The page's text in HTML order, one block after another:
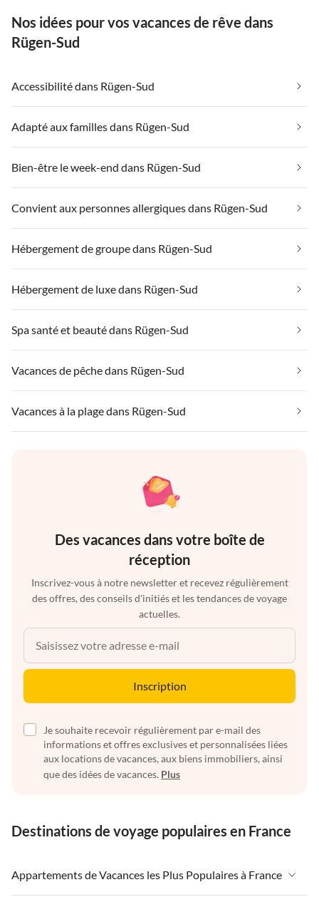
Nos idées pour vos vacances de rêve dans
Rügen-Sud
Accessibilité dans Rügen-Sud
Adapté aux familles dans Rügen-Sud
Bien-être le week-end dans Rügen-Sud
Convient aux personnes allergiques dans Rügen-Sud
Hébergement de groupe dans Rügen-Sud
Hébergement de luxe dans Rügen-Sud
Spa santé et beauté dans Rügen-Sud
Vacances de pêche dans Rügen-Sud
Vacances à la plage dans Rügen-Sud
Des vacances dans votre boîte de
réception
Inscrivez-vous à notre newsletter et recevez régulièrement
des offres, des conseils d'initiés et les tendances de voyage
actuelles.
Inscription
Je souhaite recevoir régulièrement par e-mail des
informations et offres exclusives et personnalisées liées
aux locations de vacances, aux biens immobiliers, ainsi
que des idées de vacances. Plus
Destinations de voyage populaires en France
Appartements de Vacances les Plus Populaires à France